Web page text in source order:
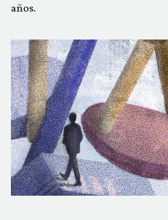
años.